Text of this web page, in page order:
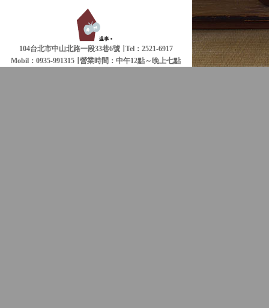
104台北市中山北路一段33巷6號 ∣ Tel：2521-6917
Mobil：0935-991315 ∣
營業時間：中午12點～晚上七點